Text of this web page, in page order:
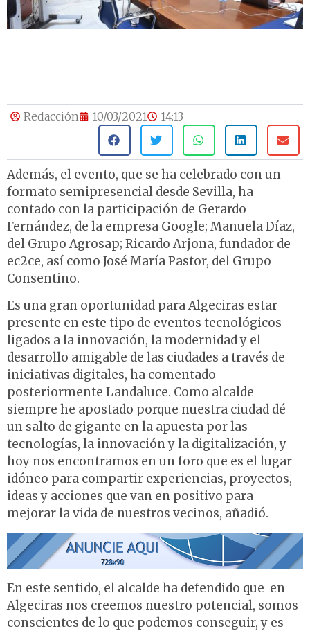
Redacción 10/03/2021 14:13
Además, el evento, que se ha celebrado con un
formato semipresencial desde Sevilla, ha
contado con la participación de Gerardo
Fernández, de la empresa Google; Manuela Díaz,
del Grupo Agrosap; Ricardo Arjona, fundador de
ec2ce, así como José María Pastor, del Grupo
Consentino.
Es una gran oportunidad para Algeciras estar
presente en este tipo de eventos tecnológicos
ligados a la innovación, la modernidad y el
desarrollo amigable de las ciudades a través de
iniciativas digitales, ha comentado
posteriormente Landaluce. Como alcalde
siempre he apostado porque nuestra ciudad dé
un salto de gigante en la apuesta por las
tecnologías, la innovación y la digitalización, y
hoy nos encontramos en un foro que es el lugar
idóneo para compartir experiencias, proyectos,
ideas y acciones que van en positivo para
mejorar la vida de nuestros vecinos, añadió.
En este sentido, el alcalde ha defendido que en
Algeciras nos creemos nuestro potencial, somos
conscientes de lo que podemos conseguir, y es